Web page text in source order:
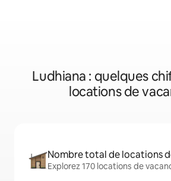
Ludhiana : quelques
locations de
Nombre total de locations
Explorez 170 locations de